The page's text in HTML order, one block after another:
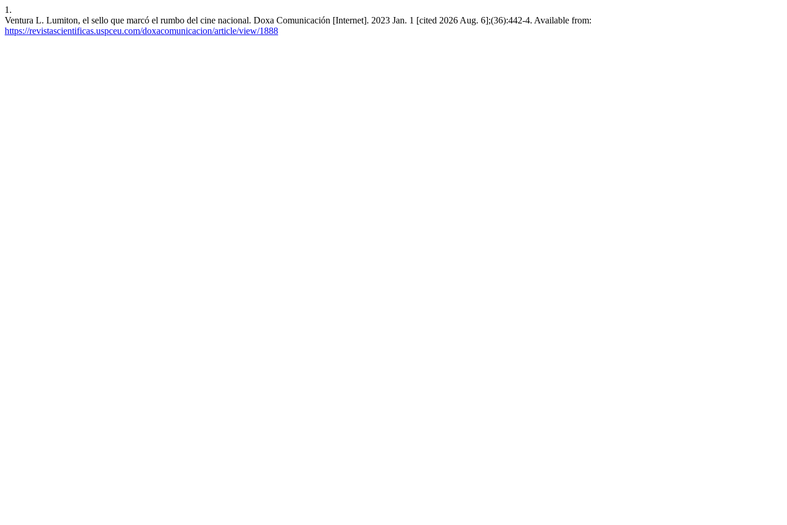
1.
Ventura L. Lumiton, el sello que marcó el rumbo del cine nacional. Doxa Comunicación [Internet]. 2023 Jan. 1 [cited 2026 Aug. 6];(36):442-4. Available from:
https://revistascientificas.uspceu.com/doxacomunicacion/article/view/1888